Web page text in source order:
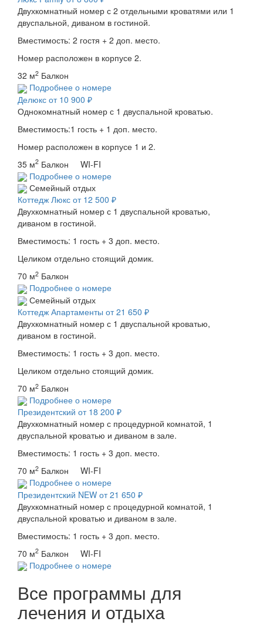
Двухкомнатный номер с 2 отдельными кроватями или 1
двуспальной, диваном в гостиной.
Вместимость: 2 гостя + 2 доп. место.
Номер расположен в корпусе 2.
32 м2 Балкон
Подробнее о номере
Делюкс от 10 900 ₽
Однокомнатный номер с 1 двуспальной кроватью.
Вместимость:1 гость + 1 доп. место.
Номер расположен в корпусе 1 и 2.
35 м2 Балкон WI-FI
Подробнее о номере
Семейный отдых
Коттедж Люкс от 12 500 ₽
Двухкомнатный номер с 1 двуспальной кроватью,
диваном в гостиной.
Вместимость: 1 гость + 3 доп. место.
Целиком отдельно стоящий домик.
70 м2 Балкон
Подробнее о номере
Семейный отдых
Коттедж Апартаменты от 21 650 ₽
Двухкомнатный номер с 1 двуспальной кроватью,
диваном в гостиной.
Вместимость: 1 гость + 3 доп. место.
Целиком отдельно стоящий домик.
70 м2 Балкон
Подробнее о номере
Президентский от 18 200 ₽
Двухкомнатный номер с процедурной комнатой, 1
двуспальной кроватью и диваном в зале.
Вместимость: 1 гость + 3 доп. место.
70 м2 Балкон WI-FI
Подробнее о номере
Президентский NEW от 21 650 ₽
Двухкомнатный номер с процедурной комнатой, 1
двуспальной кроватью и диваном в зале.
Вместимость: 1 гость + 3 доп. место.
70 м2 Балкон WI-FI
Подробнее о номере
Все программы для
лечения и отдыха